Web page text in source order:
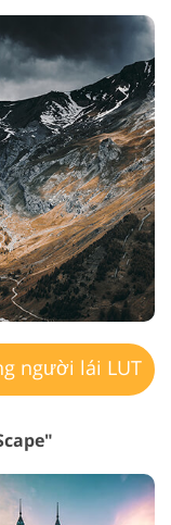
người lái LUT